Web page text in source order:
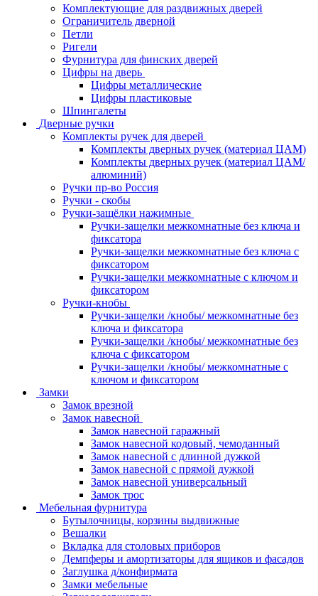
Комплектующие для раздвижных дверей
Ограничитель дверной
Петли
Ригели
Фурнитура для финских дверей
Цифры на дверь
Цифры металлические
Цифры пластиковые
Шпингалеты
Дверные ручки
Комплекты ручек для дверей
Комплекты дверных ручек (материал ЦАМ)
Комплекты дверных ручек (материал ЦАМ/
алюминий)
Ручки пр-во Россия
Ручки - скобы
Ручки-защёлки нажимные
Ручки-защелки межкомнатные без ключа и
фиксатора
Ручки-защелки межкомнатные без ключа с
фиксатором
Ручки-защелки межкомнатные с ключом и
фиксатором
Ручки-кнобы
Ручки-защелки /кнобы/ межкомнатные без
ключа и фиксатора
Ручки-защелки /кнобы/ межкомнатные без
ключа с фиксатором
Ручки-защелки /кнобы/ межкомнатные с
ключом и фиксатором
Замки
Замок врезной
Замок навесной
Замок навесной гаражный
Замок навесной кодовый, чемоданный
Замок навесной с длинной дужкой
Замок навесной с прямой дужкой
Замок навесной универсальный
Замок трос
Мебельная фурнитура
Бутылочницы, корзины выдвижные
Вешалки
Вкладка для столовых приборов
Демпферы и амортизаторы для ящиков и фасадов
Заглушка д/конфирмата
Замки мебельные